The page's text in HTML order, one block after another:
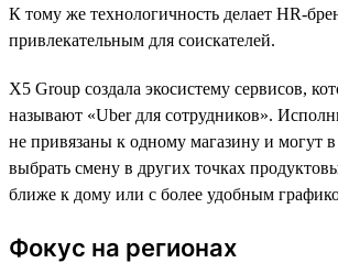
К тому же технологичность делает HR-
привлекательным для соискателей.
X5 Group создала экосистему сервисов,
называют «Uber для сотрудников».
не привязаны к одному магазину и могут
выбрать смену в других точках
ближе к дому или с более удобным
Фокус на регионах